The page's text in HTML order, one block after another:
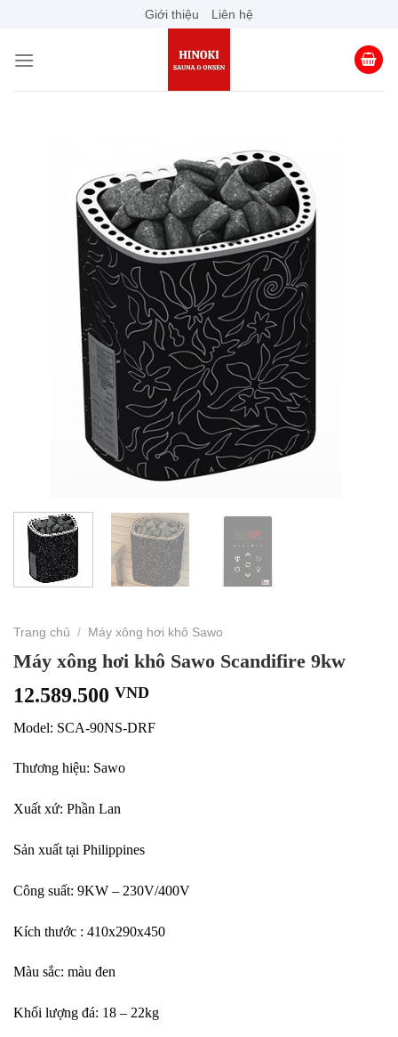
content
Giới thiệu Liên hệ
Trang chủ / Máy xông hơi khô Sawo
Máy xông hơi khô Sawo Scandifire 9kw
12.589.500 VND
Model: SCA-90NS-DRF
Thương hiệu: Sawo
Xuất xứ: Phần Lan
Sản xuất tại Philippines
Công suất: 9KW – 230V/400V
Kích thước : 410x290x450
Màu sắc: màu đen
Khối lượng đá: 18 – 22kg